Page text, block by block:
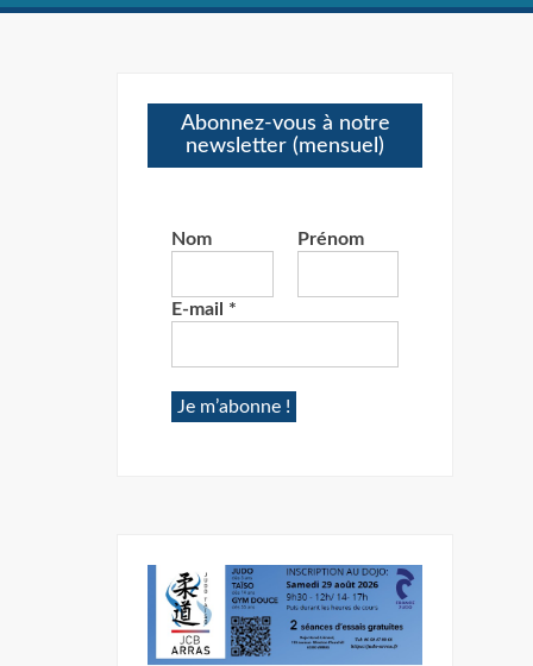
Abonnez-vous à notre
newsletter (mensuel)
Nom Prénom
E-mail *